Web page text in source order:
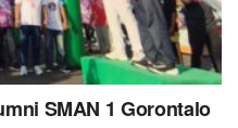
SMAN 1 Gorontalo